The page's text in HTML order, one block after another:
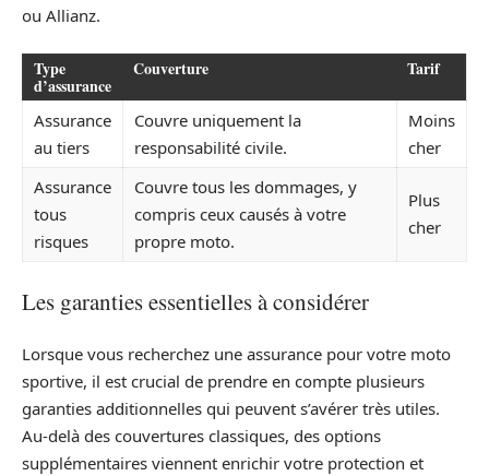
ou Allianz.
Type
d’assurance
Couverture Tarif
Assurance
au tiers
Couvre uniquement la
responsabilité civile.
Moins
cher
Assurance
tous
risques
Couvre tous les dommages, y
compris ceux causés à votre
propre moto.
Plus
cher
Les garanties essentielles à considérer
Lorsque vous recherchez une assurance pour votre moto
sportive, il est crucial de prendre en compte plusieurs
garanties additionnelles qui peuvent s’avérer très utiles.
Au-delà des couvertures classiques, des options
supplémentaires viennent enrichir votre protection et